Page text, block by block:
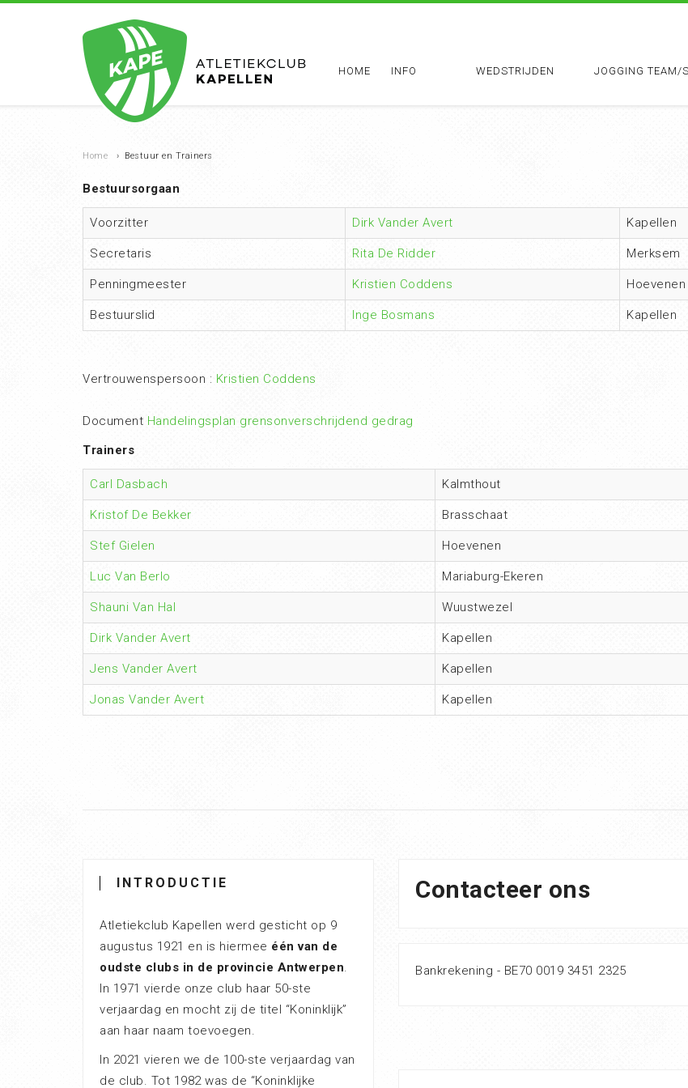
HOME INFO WEDSTRIJDEN JOGGING TEAM/
Home › Bestuur en Trainers
Bestuursorgaan
Voorzitter Dirk Vander Avert Kapellen
Secretaris Rita De Ridder Merksem
Penningmeester Kristien Coddens Hoevenen
Bestuurslid Inge Bosmans Kapellen
Vertrouwenspersoon : Kristien Coddens
Document Handelingsplan grensonverschrijdend gedrag
Trainers
Carl Dasbach Kalmthout
Kristof De Bekker Brasschaat
Stef Gielen Hoevenen
Luc Van Berlo Mariaburg-Ekeren
Shauni Van Hal Wuustwezel
Dirk Vander Avert Kapellen
Jens Vander Avert Kapellen
Jonas Vander Avert Kapellen
INTRODUCTIE
Atletiekclub Kapellen werd gesticht op 9
augustus 1921 en is hiermee één van de
oudste clubs in de provincie Antwerpen.
In 1971 vierde onze club haar 50-ste
verjaardag en mocht zij de titel “Koninklijk”
aan haar naam toevoegen.
In 2021 vieren we de 100-ste verjaardag van
de club. Tot 1982 was de “Koninklijke
Contacteer ons
Bankrekening - BE70 0019 3451 2325